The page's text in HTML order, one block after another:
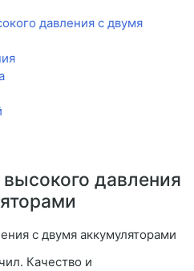
давления с двумя
давления
Качество и